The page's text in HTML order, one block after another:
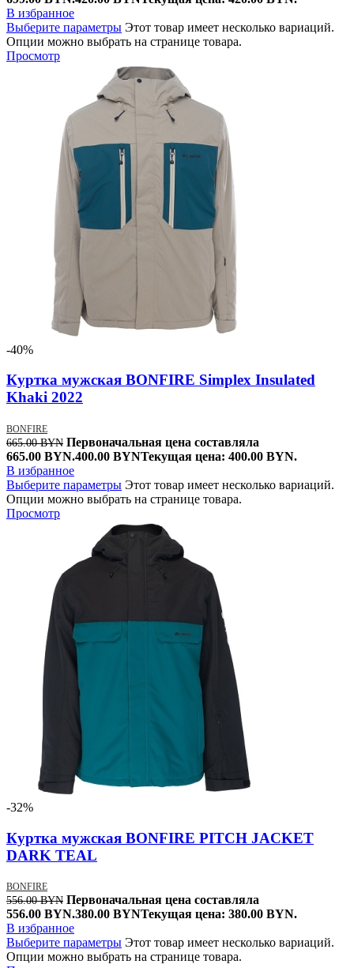
В избранное
Выберите параметры Этот товар имеет несколько вариаций.
Опции можно выбрать на странице товара.
Просмотр
-40%
Куртка мужская BONFIRE Simplex Insulated
Khaki 2022
BONFIRE
665.00BYN Первоначальная цена составляла
665.00 BYN.400.00 BYNТекущая цена: 400.00 BYN.
В избранное
Выберите параметры Этот товар имеет несколько вариаций.
Опции можно выбрать на странице товара.
Просмотр
-32%
Куртка мужская BONFIRE PITCH JACKET
DARK TEAL
BONFIRE
556.00BYN Первоначальная цена составляла
556.00 BYN.380.00 BYNТекущая цена: 380.00 BYN.
В избранное
Выберите параметры Этот товар имеет несколько вариаций.
Опции можно выбрать на странице товара.